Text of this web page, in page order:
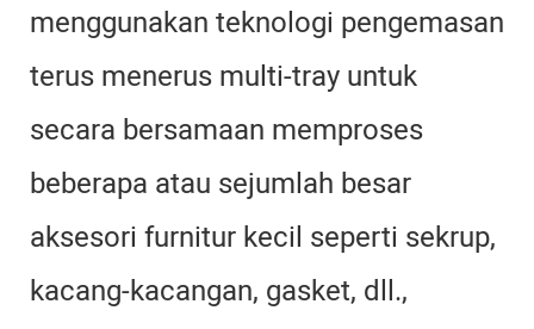
menggunakan teknologi pengemasan
terus menerus multi-tray untuk
secara bersamaan memproses
beberapa atau sejumlah besar
aksesori furnitur kecil seperti sekrup,
kacang-kacangan, gasket, dll.,